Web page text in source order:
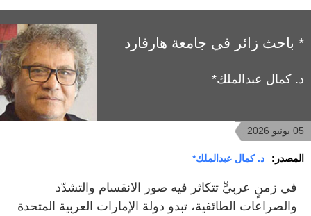
* باحث زائر في جامعة هارفارد
د. كمال عبدالملك*
05 يونيو 2026
المصدر: د. كمال عبدالملك*
في زمنٍ عربيٍّ تتكاثر فيه صور الانقسام والتشدّد
والصراعات الطائفية، تبدو دولة الإمارات العربية المتحدة